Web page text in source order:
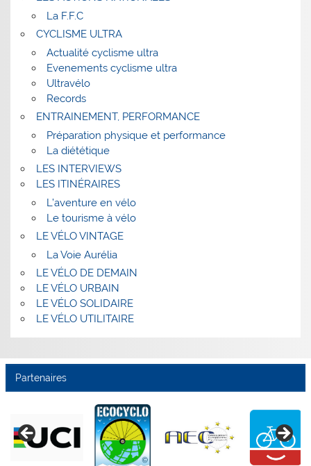
La F.F.C
CYCLISME ULTRA
Actualité cyclisme ultra
Evenements cyclisme ultra
Ultravélo
Records
ENTRAINEMENT, PERFORMANCE
Préparation physique et performance
La diététique
LES INTERVIEWS
LES ITINÉRAIRES
L’aventure en vélo
Le tourisme à vélo
LE VÉLO VINTAGE
La Voie Aurélia
LE VÉLO DE DEMAIN
LE VÉLO URBAIN
LE VÉLO SOLIDAIRE
LE VÉLO UTILITAIRE
Partenaires